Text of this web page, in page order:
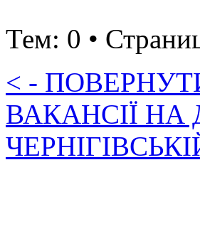
Тем: 0 •
< -
ВАКАНСІЇ